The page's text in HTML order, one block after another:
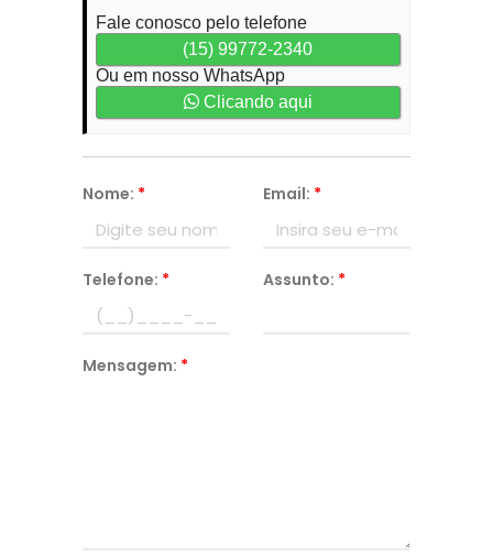
Fale conosco pelo telefone
(15) 99772-2340
Ou em nosso WhatsApp
Clicando aqui
Nome: * Email: *
Telefone: * Assunto: *
Mensagem: *